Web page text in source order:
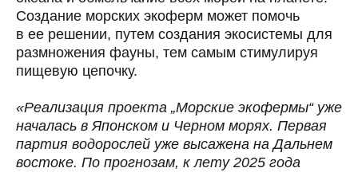
Создание морских экоферм может помочь
в ее решении, путем создания экосистемы для
размножения фауны, тем самым стимулируя
пищевую цепочку.
«Реализация проекта „Морские экофермы“ уже
началась в Японском и Черном морях. Первая
партия водорослей уже высажена на Дальнем
востоке. По прогнозам, к лету 2025 года